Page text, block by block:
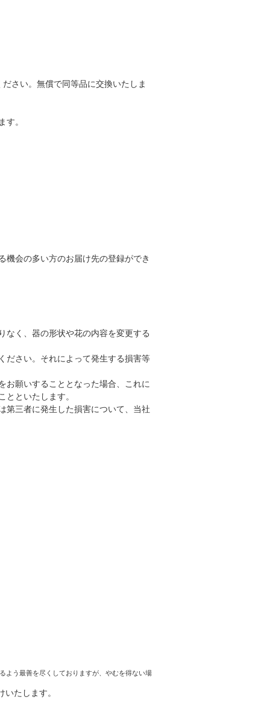
さい。無償で同等品に交換いたしま
。
機会の多い方のお届け先の登録ができ
なく、器の形状や花の内容を変更する
ださい。それによって発生する損害等
お願いすることとなった場合、これに
といたします。
第三者に発生した損害について、当社
よう最善を尽くしておりますが、やむを得ない場
たします。